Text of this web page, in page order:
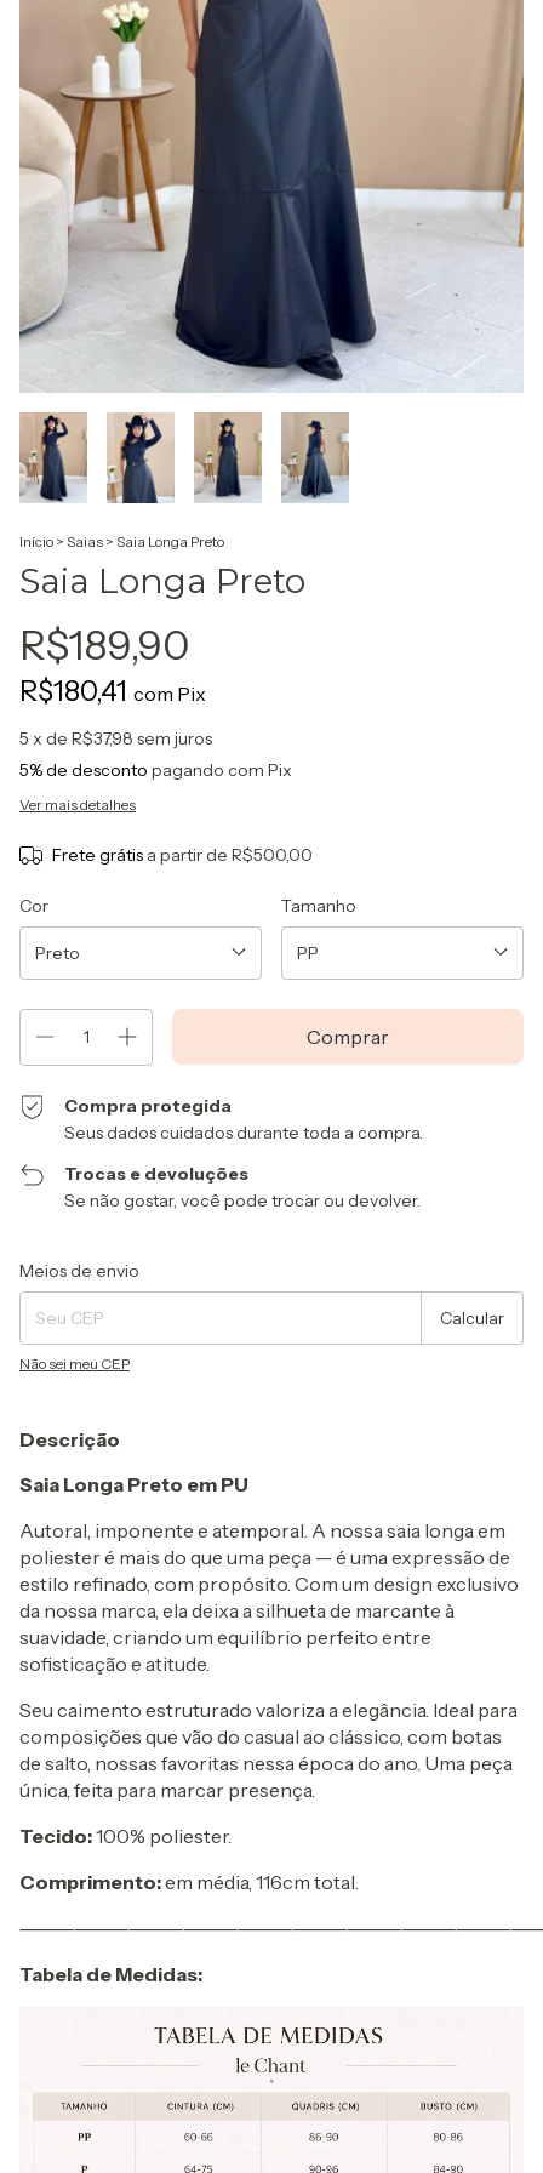
Início > Saias > Saia Longa Preto
Saia Longa Preto
R$189,90
R$180,41 com Pix
5 x de R$37,98 sem juros
5% de desconto pagando com Pix
Ver mais detalhes
Frete grátis a partir de R$500,00
Cor Tamanho
Compra protegida
Seus dados cuidados durante toda a compra.
Trocas e devoluções
Se não gostar, você pode trocar ou devolver.
Entregas para o CEP:
Meios de envio
Calcular
Não sei meu CEP
Descrição
Saia Longa Preto em PU
Autoral, imponente e atemporal. A nossa saia longa em
poliester é mais do que uma peça — é uma expressão de
estilo refinado, com propósito. Com um design exclusivo
da nossa marca, ela deixa a silhueta de marcante à
suavidade, criando um equilíbrio perfeito entre
sofisticação e atitude.
Seu caimento estruturado valoriza a elegância. Ideal para
composições que vão do casual ao clássico, com botas
de salto, nossas favoritas nessa época do ano. Uma peça
única, feita para marcar presença.
Tecido:100% poliester.
Comprimento:em média, 116cm total.
Tabela de Medidas: